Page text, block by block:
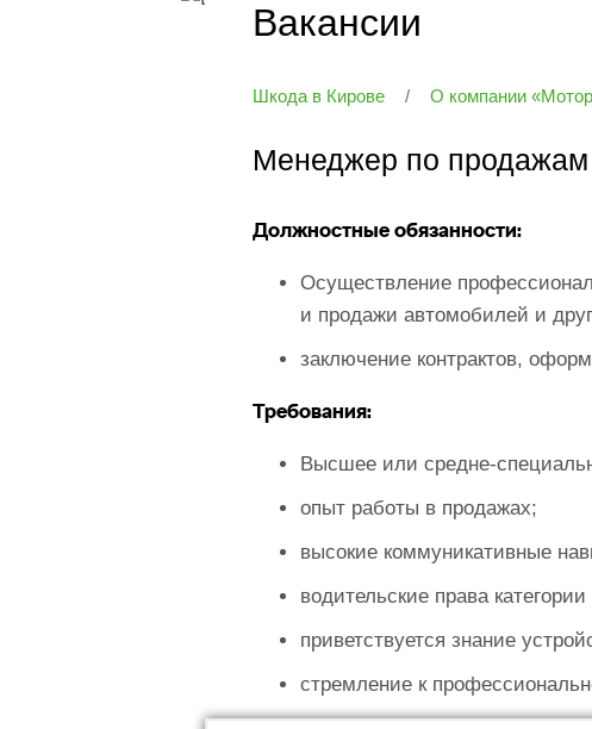
Работа
Вакансии
Шкода в Кирове / О компании
Менеджер по продажам
Должностные обязанности:
Осуществление
и продажи автомобилей и
заключение контрактов,
Требования:
Высшее или средне-
опыт работы в продажах;
высокие коммуникативные
водительские права
приветствуется знание
стремление к